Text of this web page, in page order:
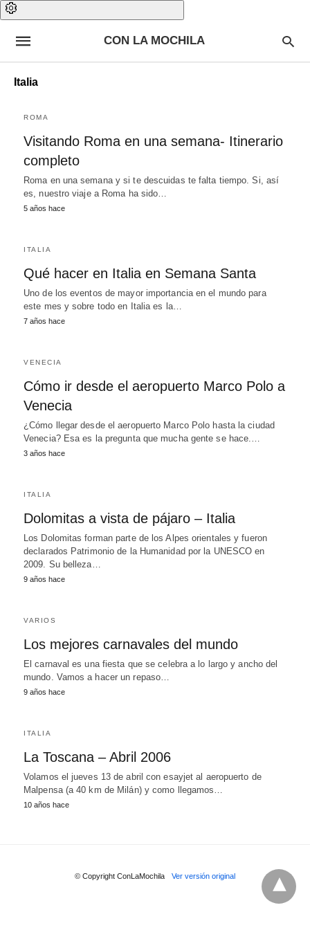
CON LA MOCHILA
Italia
ROMA
Visitando Roma en una semana- Itinerario
completo
Roma en una semana y si te descuidas te falta tiempo. Si, así
es, nuestro viaje a Roma ha sido…
5 años hace
ITALIA
Qué hacer en Italia en Semana Santa
Uno de los eventos de mayor importancia en el mundo para
este mes y sobre todo en Italia es la…
7 años hace
VENECIA
Cómo ir desde el aeropuerto Marco Polo a
Venecia
¿Cómo llegar desde el aeropuerto Marco Polo hasta la ciudad
Venecia? Esa es la pregunta que mucha gente se hace.…
3 años hace
ITALIA
Dolomitas a vista de pájaro – Italia
Los Dolomitas forman parte de los Alpes orientales y fueron
declarados Patrimonio de la Humanidad por la UNESCO en
2009. Su belleza…
9 años hace
VARIOS
Los mejores carnavales del mundo
El carnaval es una fiesta que se celebra a lo largo y ancho del
mundo. Vamos a hacer un repaso…
9 años hace
ITALIA
La Toscana – Abril 2006
Volamos el jueves 13 de abril con esayjet al aeropuerto de
Malpensa (a 40 km de Milán) y como llegamos…
10 años hace
© Copyright ConLaMochila Ver versión original